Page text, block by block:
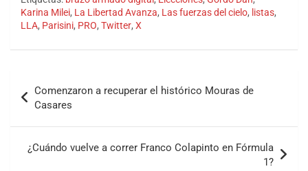
Karina Milei, La Libertad Avanza, Las fuerzas del cielo, listas,
LLA, Parisini, PRO, Twitter, X
Comenzaron a recuperar el histórico Mouras de
Casares
¿Cuándo vuelve a correr Franco Colapinto en Fórmula
1?